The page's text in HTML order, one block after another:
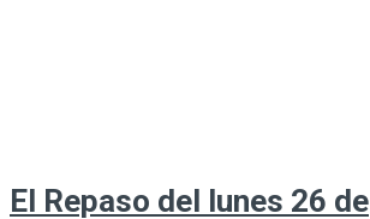
El Repaso del lunes 26 de